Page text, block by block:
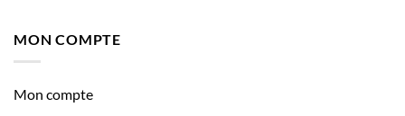
MON COMPTE
Mon compte